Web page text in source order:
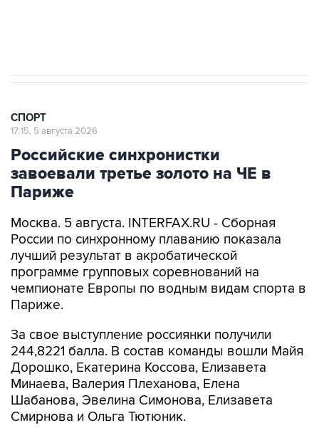
СПОРТ
17:15, 5 августа 2026
Российские синхронистки
завоевали третье золото на ЧЕ в
Париже
Москва. 5 августа. INTERFAX.RU - Сборная
России по синхронному плаванию показала
лучший результат в акробатической
программе групповых соревнований на
чемпионате Европы по водным видам спорта в
Париже.
За свое выступление россиянки получили
244,8221 балла. В состав команды вошли Майя
Дорошко, Екатерина Коссова, Елизавета
Минаева, Валерия Плеханова, Елена
Шабанова, Эвелина Симонова, Елизавета
Смирнова и Ольга Тютюник.